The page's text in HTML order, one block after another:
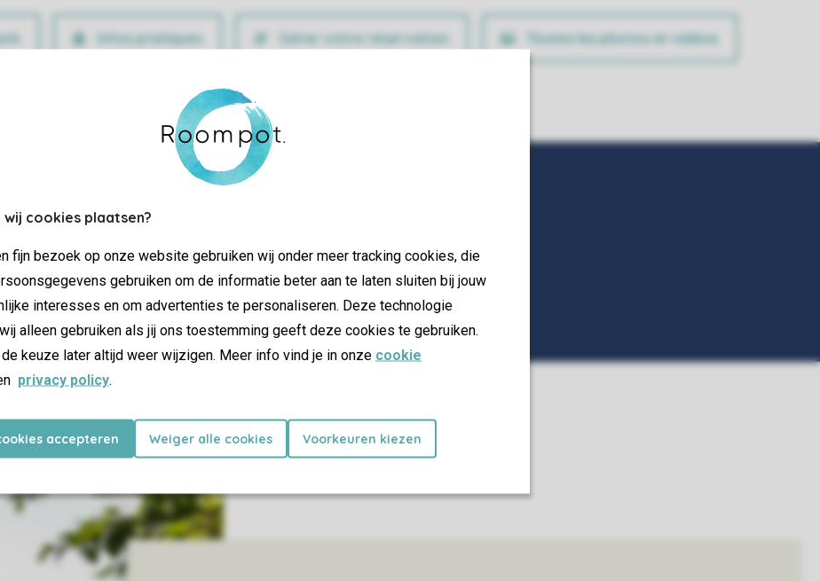
wij cookies plaatsen?
fijn bezoek op onze website gebruiken wij onder meer tracking cookies, die
gebruiken om de informatie beter aan te laten sluiten bij jouw
interesses en om advertenties te personaliseren. Deze technologie
alleen gebruiken als jij ons toestemming geeft deze cookies te gebruiken.
keuze later altijd weer wijzigen. Meer info vind je in onze cookie
privacy policy.
accepteren Weiger alle cookies Voorkeuren kiezen
Infos pratiques Gérer votre réservation Toutes les photos et vidéos